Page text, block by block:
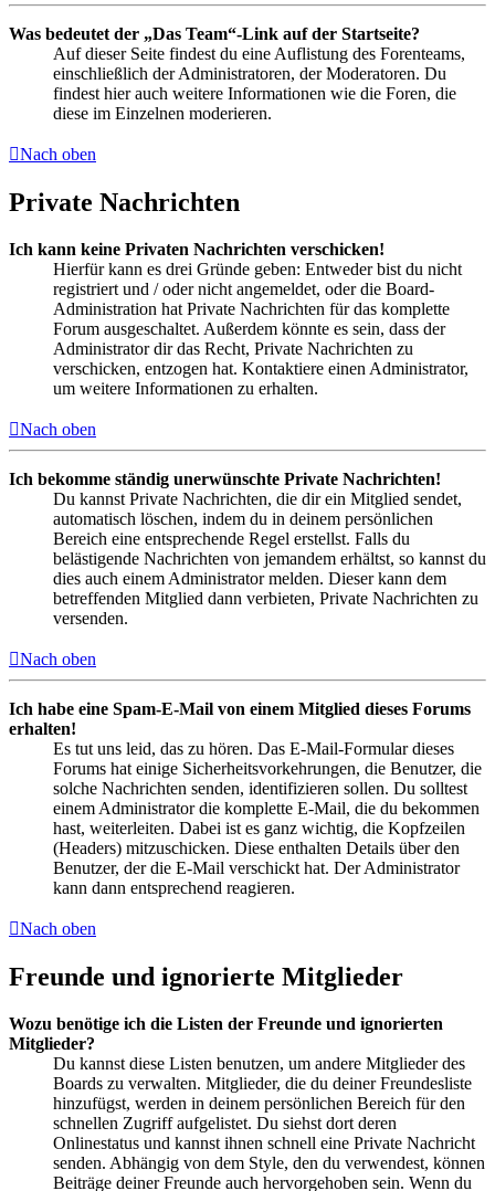
Was bedeutet der „Das Team“-Link auf der Startseite?
Auf dieser Seite findest du eine Auflistung des Forenteams,
einschließlich der Administratoren, der Moderatoren. Du
findest hier auch weitere Informationen wie die Foren, die
diese im Einzelnen moderieren.
Nach oben
Private Nachrichten
Ich kann keine Privaten Nachrichten verschicken!
Hierfür kann es drei Gründe geben: Entweder bist du nicht
registriert und / oder nicht angemeldet, oder die Board-
Administration hat Private Nachrichten für das komplette
Forum ausgeschaltet. Außerdem könnte es sein, dass der
Administrator dir das Recht, Private Nachrichten zu
verschicken, entzogen hat. Kontaktiere einen Administrator,
um weitere Informationen zu erhalten.
Nach oben
Ich bekomme ständig unerwünschte Private Nachrichten!
Du kannst Private Nachrichten, die dir ein Mitglied sendet,
automatisch löschen, indem du in deinem persönlichen
Bereich eine entsprechende Regel erstellst. Falls du
belästigende Nachrichten von jemandem erhältst, so kannst du
dies auch einem Administrator melden. Dieser kann dem
betreffenden Mitglied dann verbieten, Private Nachrichten zu
versenden.
Nach oben
Ich habe eine Spam-E-Mail von einem Mitglied dieses Forums
erhalten!
Es tut uns leid, das zu hören. Das E-Mail-Formular dieses
Forums hat einige Sicherheitsvorkehrungen, die Benutzer, die
solche Nachrichten senden, identifizieren sollen. Du solltest
einem Administrator die komplette E-Mail, die du bekommen
hast, weiterleiten. Dabei ist es ganz wichtig, die Kopfzeilen
(Headers) mitzuschicken. Diese enthalten Details über den
Benutzer, der die E-Mail verschickt hat. Der Administrator
kann dann entsprechend reagieren.
Nach oben
Freunde und ignorierte Mitglieder
Wozu benötige ich die Listen der Freunde und ignorierten
Mitglieder?
Du kannst diese Listen benutzen, um andere Mitglieder des
Boards zu verwalten. Mitglieder, die du deiner Freundesliste
hinzufügst, werden in deinem persönlichen Bereich für den
schnellen Zugriff aufgelistet. Du siehst dort deren
Onlinestatus und kannst ihnen schnell eine Private Nachricht
senden. Abhängig von dem Style, den du verwendest, können
Beiträge deiner Freunde auch hervorgehoben sein. Wenn du